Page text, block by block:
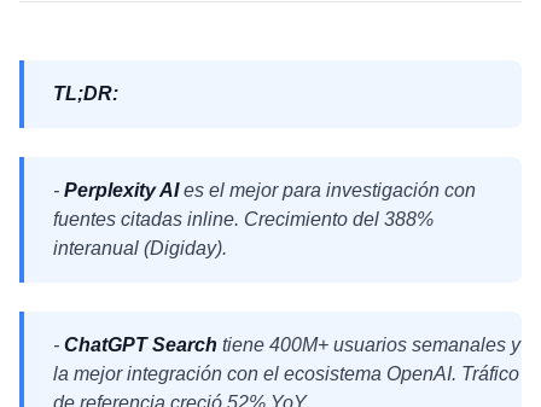
TL;DR:
- Perplexity AIes el mejor para investigación con
fuentes citadas inline. Crecimiento del 388%
interanual (Digiday).
- ChatGPT Search tiene 400M+ usuarios semanales y
la mejor integración con el ecosistema OpenAI. Tráfico
de referencia creció 52% YoY.